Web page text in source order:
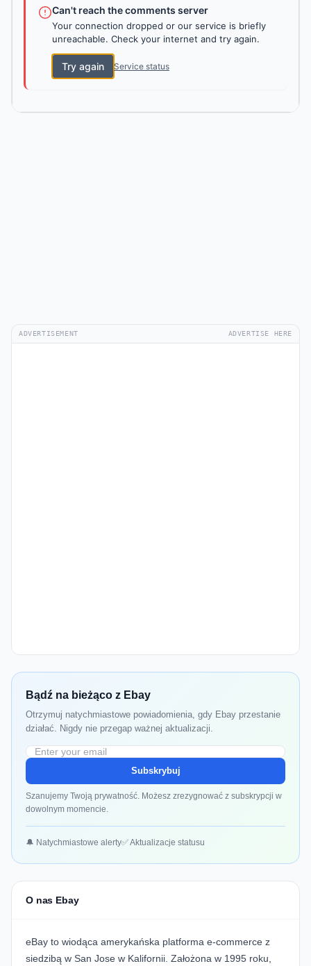
Can't reach the comments server
Your connection dropped or our service is briefly
unreachable. Check your internet and try again.
Try again Service status
ADVERTISEMENT ADVERTISE HERE
Bądź na bieżąco z Ebay
Otrzymuj natychmiastowe powiadomienia, gdy Ebay przestanie
działać. Nigdy nie przegap ważnej aktualizacji.
Subskrybuj
Szanujemy Twoją prywatność. Możesz zrezygnować z subskrypcji w
dowolnym momencie.
🔔 Natychmiastowe alerty✅ Aktualizacje statusu
O nas Ebay
eBay to wiodąca amerykańska platforma e-commerce z
siedzibą w San Jose w Kalifornii. Założona w 1995 roku,